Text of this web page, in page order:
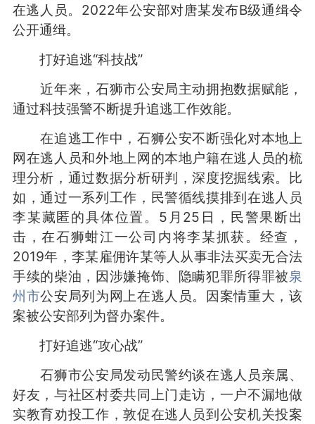
在逃人员。2022年公安部对唐某发布B级通缉令
公开通缉。
打好追逃“科技战”
近年来，石狮市公安局主动拥抱数据赋能，
通过科技强警不断提升追逃工作效能。
在追逃工作中，石狮公安不断强化对本地上
网在逃人员和外地上网的本地户籍在逃人员的梳
理分析，通过数据分析研判，深度挖掘线索。比
如，通过一系列工作，民警循线摸排到在逃人员
李某藏匿的具体位置。5月25日，民警果断出
击，在石狮蚶江一公司内将李某抓获。经查，
2019年，李某雇佣许某等人从事非法买卖无合法
手续的柴油，因涉嫌掩饰、隐瞒犯罪所得罪被泉
州市公安局列为网上在逃人员。因案情重大，该
案被公安部列为督办案件。
打好追逃“攻心战”
石狮市公安局发动民警约谈在逃人员亲属、
好友，与社区村委共同上门走访，一户不漏地做
实教育劝投工作，敦促在逃人员到公安机关投案